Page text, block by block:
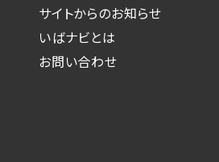
サイトからのお知らせ
いばナビとは
お問い合わせ